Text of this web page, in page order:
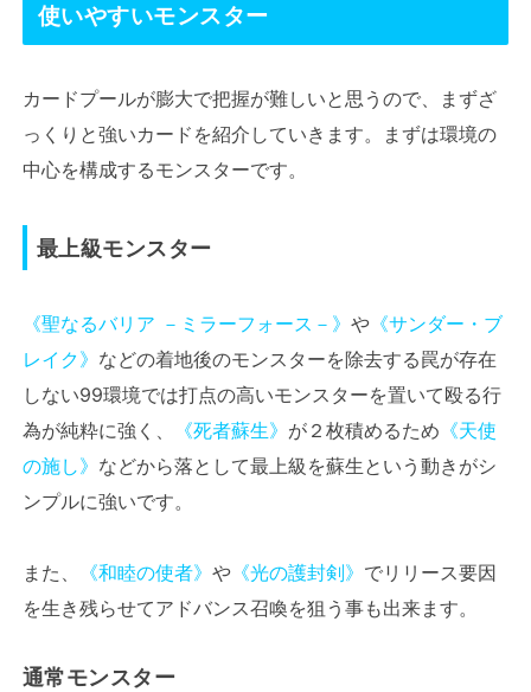
使いやすいモンスター
カードプールが膨大で把握が難しいと思うので、まずざ
っくりと強いカードを紹介していきます。まずは環境の
中心を構成するモンスターです。
最上級モンスター
《聖なるバリア －ミラーフォース－》 や 《サンダー・ブ
レイク》 などの着地後のモンスターを除去する罠が存在
しない99環境では打点の高いモンスターを置いて殴る行
為が純粋に強く、
《死者蘇生》 が２枚積めるため 《天使
の施し》 などから落として最上級を蘇生という動きがシ
ンプルに強いです。
また、 《和睦の使者》 や 《光の護封剣》 でリリース要因
を生き残らせてアドバンス召喚を狙う事も出来ます。
通常モンスター